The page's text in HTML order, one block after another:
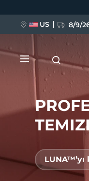
US 8/9/
BREAKING NEWS